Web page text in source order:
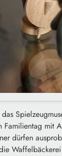
Familientag mit
dürfen